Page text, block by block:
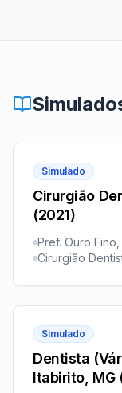
Simulado
Cirurgião
(2021)
Pref. Ouro Fino,
Cirurgião
Simulado
Dentista
Itabirito, MG